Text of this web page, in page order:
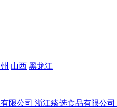
山西 黑龙江
限公司 浙江臻选食品有限公司